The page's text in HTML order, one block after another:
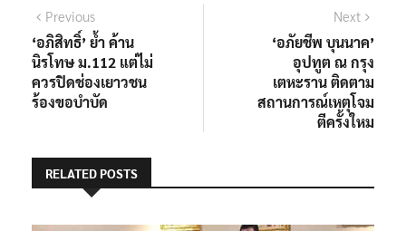
แนะแนว
เรื่อง
PreviousPrevious
post:
‘อภิสิทธิ์’ ย้ำ ค้าน
นิรโทษ ม.112 แต่ไม่
ควรปิดช่องเยาวชน
ร้องขอบำบัด
Next
‘อภัยชีพ บุนนาค’
อุปทูต ณ กรุง
เตหะราน ติดตาม
สถานการณ์เหตุโจม
ตีครั้งใหม
RELATED POSTS